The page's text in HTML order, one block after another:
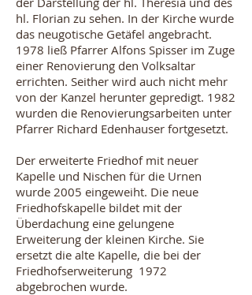
hl. Florian zu sehen. In der Kirche wurde
das neugotische Getäfel angebracht.
1978 ließ Pfarrer Alfons Spisser im Zuge
einer Renovierung den Volksaltar
errichten. Seither wird auch nicht mehr
von der Kanzel herunter gepredigt. 1982
wurden die Renovierungsarbeiten unter
Pfarrer Richard Edenhauser fortgesetzt.
Der erweiterte Friedhof mit neuer
Kapelle und Nischen für die Urnen
wurde 2005 eingeweiht. Die neue
Friedhofskapelle bildet mit der
Überdachung eine gelungene
Erweiterung der kleinen Kirche. Sie
ersetzt die alte Kapelle, die bei der
Friedhofserweiterung 1972
abgebrochen wurde.